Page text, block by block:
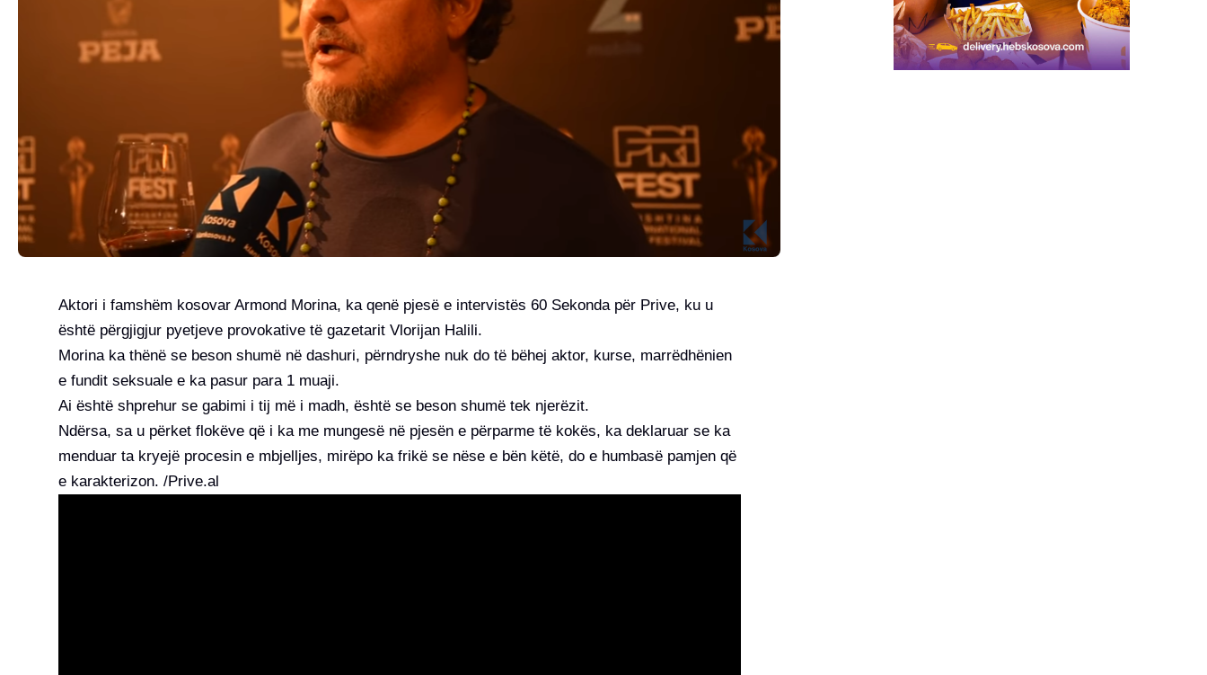
Aktori i famshëm kosovar Armond Morina, ka qenë pjesë e intervistës 60 Sekonda për Prive, ku u
është përgjigjur pyetjeve provokative të gazetarit Vlorijan Halili.
Morina ka thënë se beson shumë në dashuri, përndryshe nuk do të bëhej aktor, kurse, marrëdhënien
e fundit seksuale e ka pasur para 1 muaji.
Ai është shprehur se gabimi i tij më i madh, është se beson shumë tek njerëzit.
Ndërsa, sa u përket flokëve që i ka me mungesë në pjesën e përparme të kokës, ka deklaruar se ka
menduar ta kryejë procesin e mbjelljes, mirëpo ka frikë se nëse e bën këtë, do e humbasë pamjen që
e karakterizon. /Prive.al